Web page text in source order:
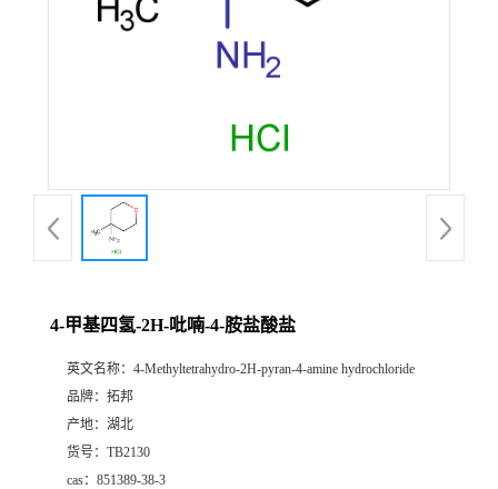
4-甲基四氢-2H-吡喃-4-胺盐酸盐
英文名称： 4-Methyltetrahydro-2H-pyran-4-amine hydrochloride
品牌： 拓邦
产地： 湖北
货号： TB2130
cas： 851389-38-3